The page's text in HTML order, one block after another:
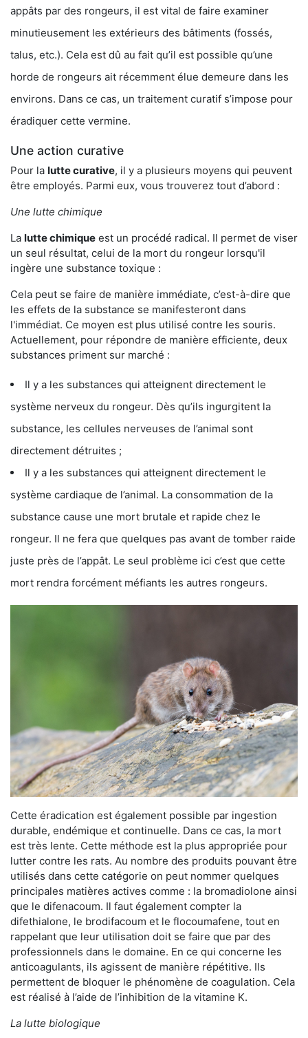
appâts par des rongeurs, il est vital de faire examiner
minutieusement les extérieurs des bâtiments (fossés,
talus, etc.). Cela est dû au fait qu’il est possible qu’une
horde de rongeurs ait récemment élue demeure dans les
environs. Dans ce cas, un traitement curatif s’impose pour
éradiquer cette vermine.
Une action curative
Pour la lutte curative, il y a plusieurs moyens qui peuvent
être employés. Parmi eux, vous trouverez tout d’abord :
Une lutte chimique
La lutte chimique est un procédé radical. Il permet de viser
un seul résultat, celui de la mort du rongeur lorsqu'il
ingère une substance toxique :
Cela peut se faire de manière immédiate, c’est-à-dire que
les effets de la substance se manifesteront dans
l'immédiat. Ce moyen est plus utilisé contre les souris.
Actuellement, pour répondre de manière efficiente, deux
substances priment sur marché :
Il y a les substances qui atteignent directement le
système nerveux du rongeur. Dès qu’ils ingurgitent la
substance, les cellules nerveuses de l’animal sont
directement détruites ;
Il y a les substances qui atteignent directement le
système cardiaque de l’animal. La consommation de la
substance cause une mort brutale et rapide chez le
rongeur. Il ne fera que quelques pas avant de tomber raide
juste près de l’appât. Le seul problème ici c’est que cette
mort rendra forcément méfiants les autres rongeurs.
Cette éradication est également possible par ingestion
durable, endémique et continuelle. Dans ce cas, la mort
est très lente. Cette méthode est la plus appropriée pour
lutter contre les rats. Au nombre des produits pouvant être
utilisés dans cette catégorie on peut nommer quelques
principales matières actives comme : la bromadiolone ainsi
que le difenacoum. Il faut également compter la
difethialone, le brodifacoum et le flocoumafene, tout en
rappelant que leur utilisation doit se faire que par des
professionnels dans le domaine. En ce qui concerne les
anticoagulants, ils agissent de manière répétitive. Ils
permettent de bloquer le phénomène de coagulation. Cela
est réalisé à l’aide de l’inhibition de la vitamine K.
La lutte biologique